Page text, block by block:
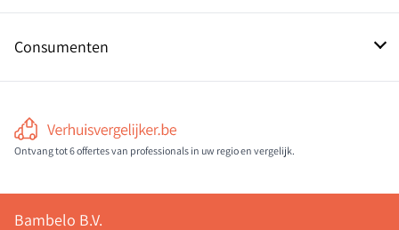
Consumenten
Ontvang tot 6 offertes van professionals in uw regio en vergelijk.
Bambelo B.V.